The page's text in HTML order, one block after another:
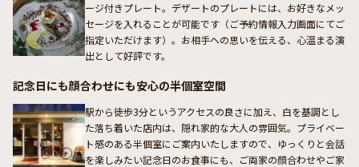
ージ付きプレート。デザートのプレートには、お好きなメッ
セージを入れることが可能です（ご予約情報入力画面にてご
指定いただけます）。お相手への思いを伝える、心温まる演
出として好評です。
記念日にも顔合わせにも安心の半個室空間
駅から徒歩3分というアクセスの良さに加え、白を基調とし
た落ち着いた店内は、隠れ家的な大人の雰囲気。プライベー
ト感のある半個室にご案内いたしますので、ゆっくりと会話
を楽しみたい記念日のお食事にも、ご両家の顔合わせやご家